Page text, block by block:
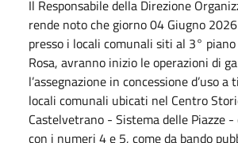
Il Responsabile della Direzione
rende noto che giorno 04 Giugno
presso i locali comunali siti al 3°
Rosa, avranno inizio le operazioni di
l’assegnazione in concessione d’uso
locali comunali ubicati nel Centro
Castelvetrano - Sistema delle Piazze
con i numeri 4 e 5, come da bando